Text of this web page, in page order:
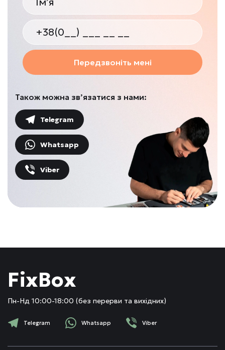
Передзвоніть мені
Також можна зв’язатися з нами:
Telegram
Whatsapp
Viber
FixBox
Пн-Нд 10:00-18:00 (без перерви та вихідних)
Telegram Whatsapp Viber